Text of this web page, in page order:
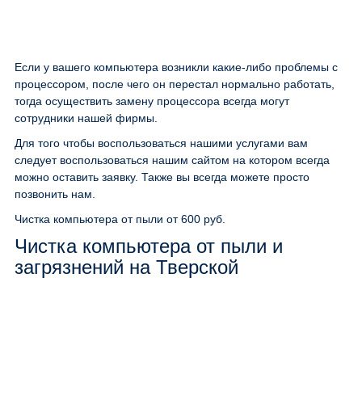
Если у вашего компьютера возникли какие-либо проблемы с
процессором, после чего он перестал нормально работать,
тогда осуществить замену процессора всегда могут
сотрудники нашей фирмы.
Для того чтобы воспользоваться нашими услугами вам
следует воспользоваться нашим сайтом на котором всегда
можно оставить заявку. Также вы всегда можете просто
позвонить нам.
Чистка компьютера от пыли от 600 руб.
Чистка компьютера от пыли и
загрязнений на Тверской